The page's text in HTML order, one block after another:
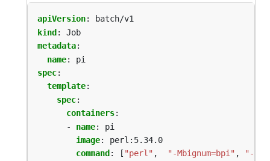
apiVersion:
batch/v1
kind :
Job
metadata:
name:
pi
spec:
template:
spec:
containers:
- name:
pi
image:
perl:5.34.0
command : [ "perl" , "-Mbignum=bpi" ,
"-